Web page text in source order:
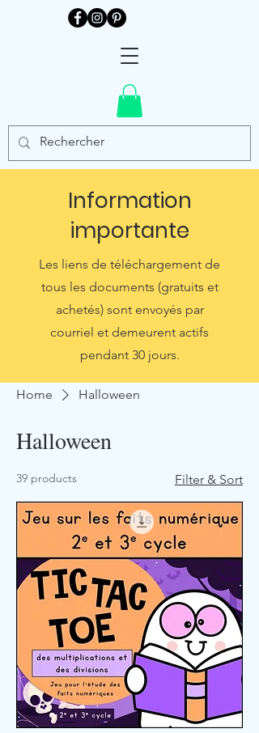
Information
importante
Les liens de téléchargement de
tous les documents (gratuits et
achetés) sont envoyés par
courriel et demeurent actifs
pendant 30 jours.​
Home Halloween
Halloween
39 products Filter & Sort